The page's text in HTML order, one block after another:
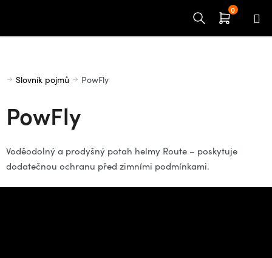
Domů
Slovník pojmů PowFly
PowFly
Voděodolný a prodyšný potah helmy Route – poskytuje
dodatečnou ochranu před zimními podmínkami.